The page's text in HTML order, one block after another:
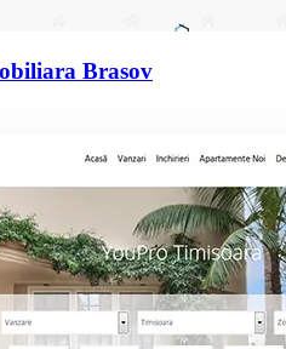
Brasov